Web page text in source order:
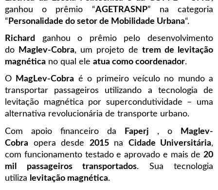
ganhou o prêmio “AGETRASNP” na categoria
“ Personalidade do setor de Mobilidade Urbana“.
Richard
ganhou o prêmio pelo desenvolvimento
do
Maglev-Cobra, um projeto de trem de levitação
magnética no qual ele atua como coordenador.
O
MagLev-Cobra é o primeiro veículo no mundo a
transportar passageiros utilizando a tecnologia de
levitação magnética por supercondutividade – uma
alternativa revolucionária de transporte urbano.
Com apoio financeiro da
Faperj , o
Maglev-
Cobra opera desde 2015na Cidade Universitária,
com funcionamento testado e aprovado e mais de 20
mil passageiros transportados. Sua tecnologia
utiliza levitação magnética.